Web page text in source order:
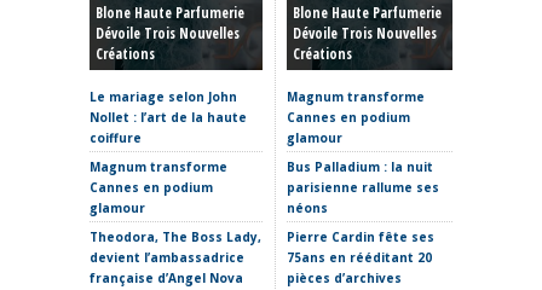
Blone Haute Parfumerie
Dévoile Trois Nouvelles
Créations
Le mariage selon John
Nollet : l’art de la haute
coiffure
Magnum transforme
Cannes en podium
glamour
Theodora, The Boss Lady,
devient l’ambassadrice
française d’Angel Nova
Blone Haute Parfumerie
Dévoile Trois Nouvelles
Créations
Magnum transforme
Cannes en podium
glamour
Bus Palladium : la nuit
parisienne rallume ses
néons
Pierre Cardin fête ses
75ans en rééditant 20
pièces d’archives